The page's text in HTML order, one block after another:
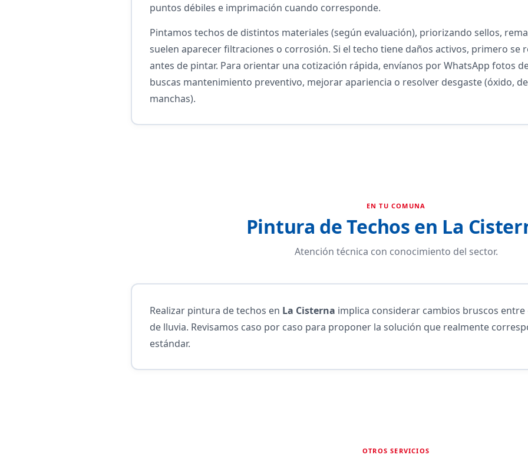
puntos débiles e imprimación cuando corresponde.
Pintamos techos de distintos materiales (según evaluación), priorizando sellos,
suelen aparecer filtraciones o corrosión. Si el techo tiene daños activos, primero se
antes de pintar. Para orientar una cotización rápida, envíanos por WhatsApp fotos
buscas mantenimiento preventivo, mejorar apariencia o resolver desgaste (óxido,
manchas).
EN TU COMUNA
Pintura de Techos en La
Atención técnica con conocimiento del sector.
Realizar pintura de techos en La Cisterna implica considerar cambios bruscos
de lluvia. Revisamos caso por caso para proponer la solución que realmente
estándar.
OTROS SERVICIOS